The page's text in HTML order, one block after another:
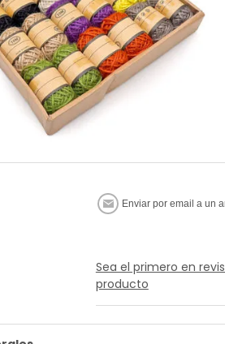
Sea el primero en
producto